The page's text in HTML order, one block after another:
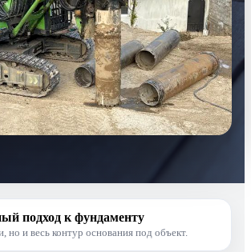
проект
в одной схеме
этапам
подход к фундаменту
но и весь контур основания под объект.